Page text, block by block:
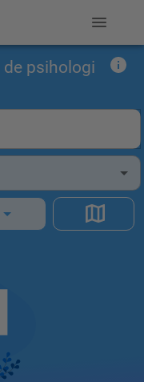
de psihologi